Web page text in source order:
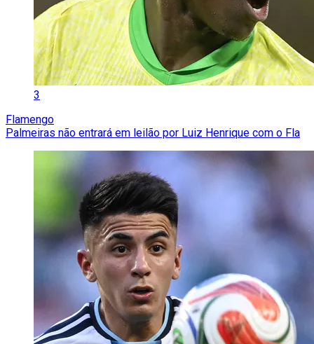
3
Flamengo
Palmeiras não entrará em leilão por Luiz Henrique com o Fla